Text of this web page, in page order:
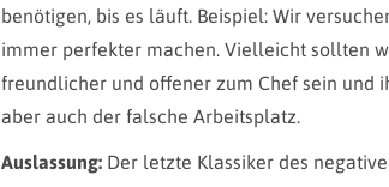
benötigen, bis es läuft. Beispiel: Wir
immer perfekter machen. Vielleicht sollten
freundlicher und offener zum Chef sein und
aber auch der falsche Arbeitsplatz.
Auslassung: Der letzte Klassiker des